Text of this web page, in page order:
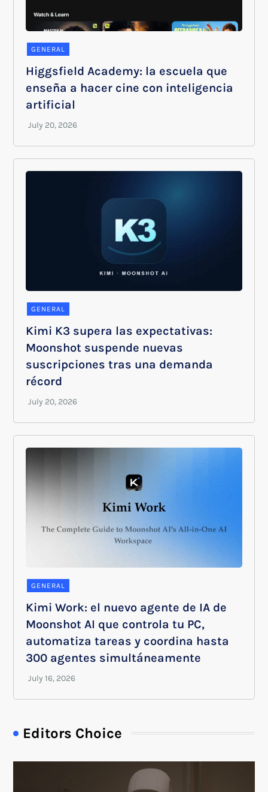
GENERAL
Higgsfield Academy: la escuela que
enseña a hacer cine con inteligencia
artificial
GENERAL
Kimi K3 supera las expectativas:
Moonshot suspende nuevas
suscripciones tras una demanda
récord
GENERAL
Kimi Work: el nuevo agente de IA de
Moonshot AI que controla tu PC,
automatiza tareas y coordina hasta
300 agentes simultáneamente
Editors Choice